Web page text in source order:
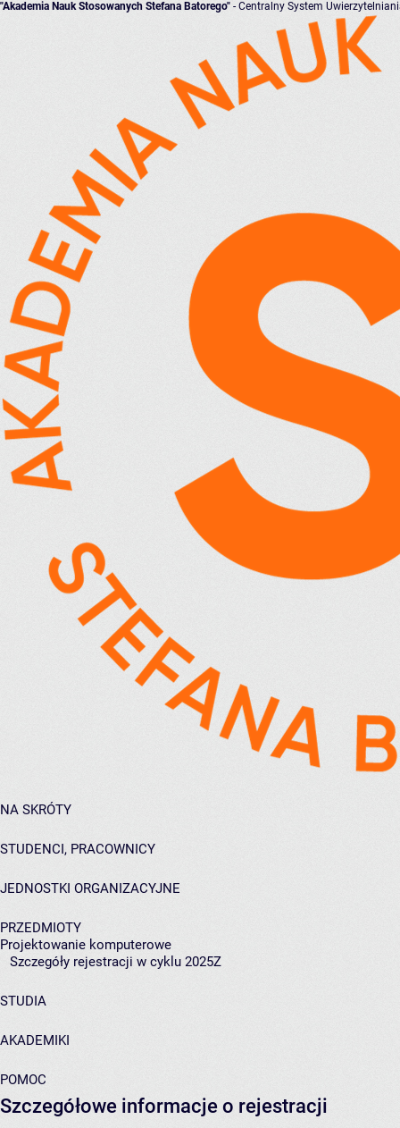
"Akademia Nauk Stosowanych Stefana Batorego" - Centralny System
NA SKRÓTY
STUDENCI, PRACOWNICY
JEDNOSTKI ORGANIZACYJNE
PRZEDMIOTY
Projektowanie komputerowe
Szczegóły rejestracji w cyklu 2025Z
STUDIA
AKADEMIKI
POMOC
Szczegółowe informacje o rejestracji